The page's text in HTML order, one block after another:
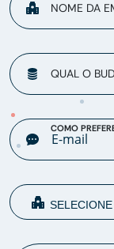
NOME DA
QUAL O
COMO